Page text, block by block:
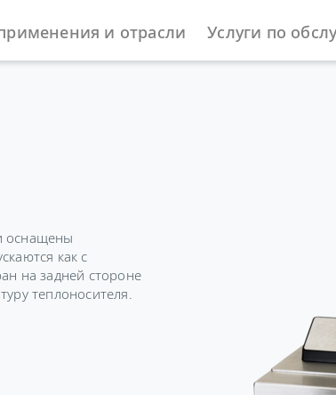
и отрасли Услуги по
термостаты Universa
оснащены
как с
на задней стороне
теплоносителя.